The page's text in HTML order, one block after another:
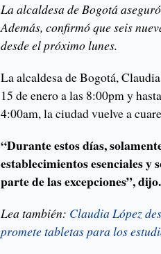
La alcaldesa de Bogotá
Además, confirmó que seis
desde el próximo lunes.
La alcaldesa de Bogotá,
15 de enero a las 8:00pm y
4:00am, la ciudad vuelve a
“Durante estos días,
establecimientos esenciales
parte de las excepciones”, dijo.
Lea también: Claudia López
promete tabletas para los